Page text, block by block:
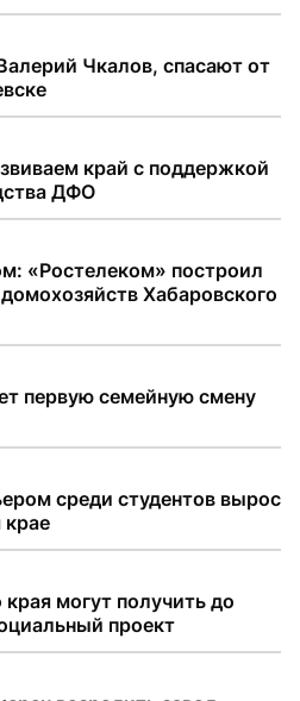
Чкалов, спасают от
край с поддержкой
ДФО
«Ростелеком» построил
Хабаровского
первую семейную смену
среди студентов вырос
крае
могут получить до
проект